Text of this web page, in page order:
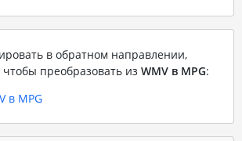
в обратном направлении,
преобразовать из WMV в MPG:
в MPG